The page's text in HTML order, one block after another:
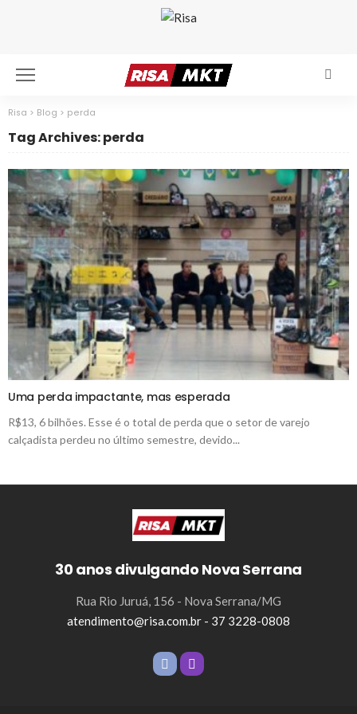
Risa > Blog > perda
Tag Archives: perda
Uma perda impactante, mas esperada
R$13, 6 bilhões. Esse é o total de perda que o setor de varejo
calçadista perdeu no último semestre, devido...
30 anos divulgando Nova Serrana
Rua Rio Juruá, 156 - Nova Serrana/MG
atendimento@risa.com.br - 37 3228-0808